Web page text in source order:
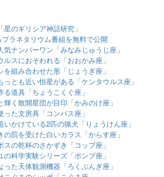
星のギリシア神話研究」
ラネタリウム番組を無料で公開
ナンバーワン「みなみじゅうじ座」
スにおそわれる「おおかみ座」
組み合わせた形「じょうぎ座」
とも近い恒星がある「ケンタウルス座」
道具「ちょうこくぐ座」
く散開星団が目印「かみのけ座」
た文房具「コンパス座」
かけている2匹の猟犬「りょうけん座」
罰を受けた白いカラス「からす座」
の乾杯のさかずき「コップ座」
科学実験シリーズ「ポンプ座」
た天体観測機器「ろくぶんぎ座」